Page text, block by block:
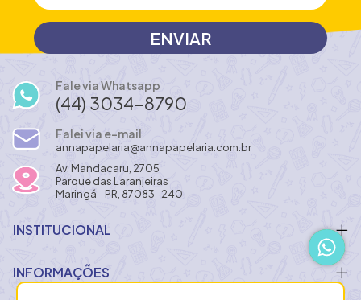
Fale via Whatsapp
(44) 3034-8790
Falei via e-mail
annapapelaria@annapapelaria.com.br
Av. Mandacaru, 2705
Parque das Laranjeiras
Maringá - PR, 87083-240
INSTITUCIONAL
INFORMAÇÕES